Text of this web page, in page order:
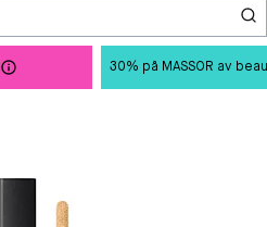
30% på MASSOR av